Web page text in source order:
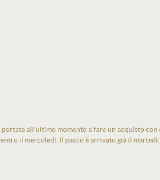
all'ultimo momento a fare un acquisto
il mercoledì. Il pacco è arrivato già il